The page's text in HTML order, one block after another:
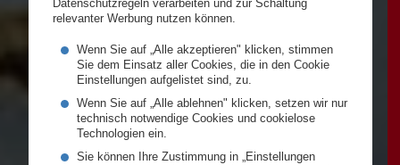
Datenschutzregeln verarbeiten und zur Schaltung
relevanter Werbung nutzen können.
Wenn Sie auf „Alle akzeptieren" klicken, stimmen
Sie dem Einsatz aller Cookies, die in den Cookie
Einstellungen aufgelistet sind, zu.
Wenn Sie auf „Alle ablehnen" klicken, setzen wir nur
technisch notwendige Cookies und cookielose
Technologien ein.
Sie können Ihre Zustimmung in „Einstellungen